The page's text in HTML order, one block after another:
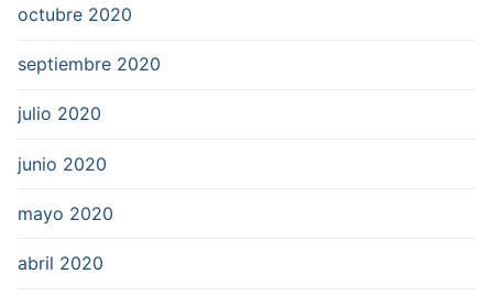
octubre 2020
septiembre 2020
julio 2020
junio 2020
mayo 2020
abril 2020